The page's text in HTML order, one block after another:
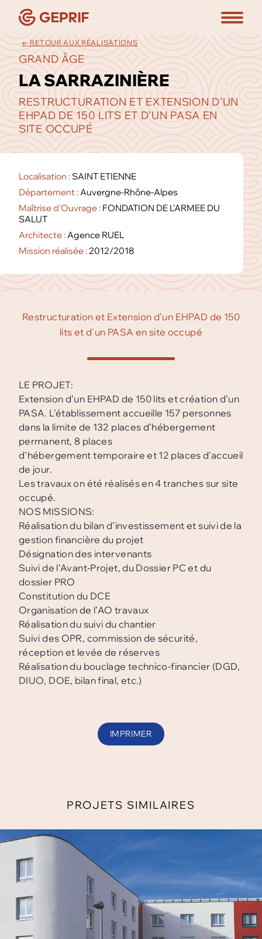
← RETOUR AUX RÉALISATIONS
GRAND ÂGE
LA SARRAZINIÈRE
RESTRUCTURATION ET EXTENSION D'UN
EHPAD DE 150 LITS ET D'UN PASA EN
SITE OCCUPÉ
Localisation :SAINT ETIENNE
Département :Auvergne-Rhône-Alpes
Maîtrise d'Ouvrage : FONDATION DE L'ARMEE DU
SALUT
Architecte :Agence RUEL
Mission réalisée :2012/2018
Restructuration et Extension d'un EHPAD de 150
lits et d'un PASA en site occupé
LE PROJET:
Extension d’un EHPAD de 150 lits et création d’un
PASA. L’établissement accueille 157 personnes
dans la limite de 132 places d’hébergement
permanent, 8 places
d’hébergement temporaire et 12 places d’accueil
de jour.
Les travaux on été réalisés en 4 tranches sur site
occupé.
NOS MISSIONS:
Réalisation du bilan d’investissement et suivi de la
gestion financière du projet
Désignation des intervenants
Suivi de l’Avant-Projet, du Dossier PC et du
dossier PRO
Constitution du DCE
Organisation de l’AO travaux
Réalisation du suivi du chantier
Suivi des OPR, commission de sécurité,
réception et levée de réserves
Réalisation du bouclage technico-financier (DGD,
DIUO, DOE, bilan final, etc.)
IMPRIMER
PROJETS SIMILAIRES